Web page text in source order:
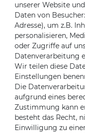
Impressum
Kontakt
Über uns
Mein Konto
Login
Registrieren
Versandpartner
unserer Website
Daten von
Adresse), um z.B.
personalisieren,
oder Zugriffe auf
Datenverarbeitung
Wir teilen diese
Einstellungen
Die
aufgrund eines
Zustimmung kann
besteht das Recht,
Einwilligung zu